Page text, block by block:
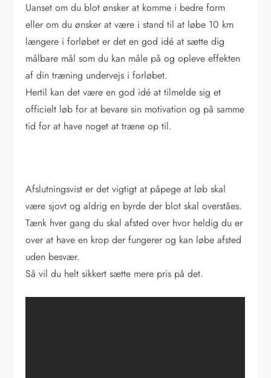
Uanset om du blot ønsker at komme i bedre form
eller om du ønsker at være i stand til at løbe 10 km
længere i forløbet er det en god idé at sætte dig
målbare mål som du kan måle på og opleve effekten
af din træning undervejs i forløbet.
Hertil kan det være en god idé at tilmelde sig et
officielt løb for at bevare sin motivation og på samme
tid for at have noget at træne op til.
Afslutningsvist er det vigtigt at påpege at løb skal
være sjovt og aldrig en byrde der blot skal overståes.
Tænk hver gang du skal afsted over hvor heldig du er
over at have en krop der fungerer og kan løbe afsted
uden besvær.
Så vil du helt sikkert sætte mere pris på det.